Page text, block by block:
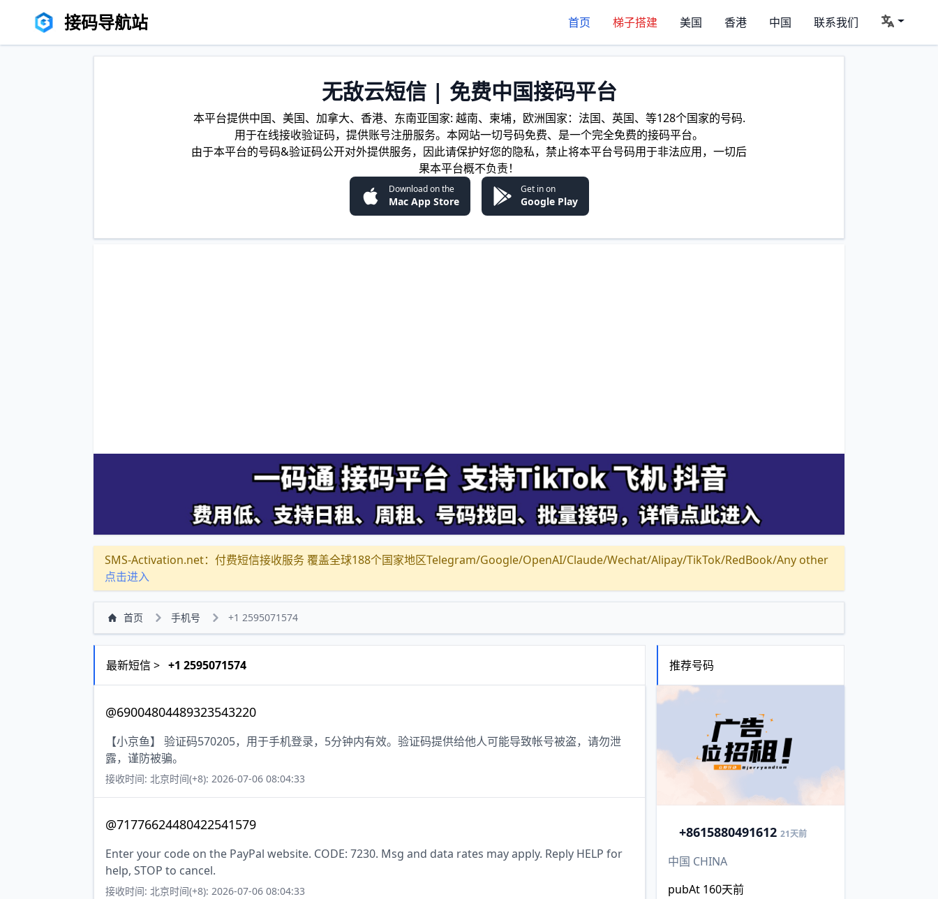
接码导航站 首页 梯子搭建 美国 香港 中国 联系我们
无敌云短信 | 免费中国接码平台
本平台提供中国、美国、加拿大、香港、东南亚国家: 越南、柬埔，欧洲国家：法国、英国、等128个国家的号码.
用于在线接收验证码，提供账号注册服务。本网站一切号码免费、是一个完全免费的接码平台。
由于本平台的号码&验证码公开对外提供服务，因此请保护好您的隐私，禁止将本平台号码用于非法应用，一切后
果本平台概不负责！
Download on the
Mac App Store
Get in on
Google Play
SMS-Activation.net：付费短信接收服务 覆盖全球188个国家地区Telegram/Google/OpenAI/Claude/Wechat/Alipay/TikTok/RedBook/Any other
点击进入
首页 手机号 +1 2595071574
最新短信 > +1 2595071574
@69004804489323543220
【小京鱼】 验证码570205，用于手机登录，5分钟内有效。验证码提供给他人可能导致帐号被盗，请勿泄
露，谨防被骗。
接收时间: 北京时间(+8): 2026-07-06 08:04:33
@71776624480422541579
Enter your code on the PayPal website. CODE: 7230. Msg and data rates may apply. Reply HELP for
help, STOP to cancel.
接收时间: 北京时间(+8): 2026-07-06 08:04:33
推荐号码
+8615880491612 21天前
中国 CHINA
pubAt 160天前